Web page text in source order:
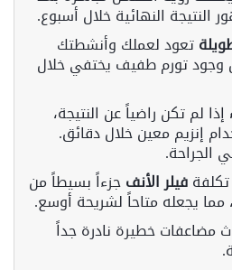
النتيجة النهائية خلال أسبوع.
تعود لعملك وأنشطتك
وجود تورم طفيف يختفي خلال
إذا لم تكن راضياً عن النتيجة،
إنزيم معين خلال دقائق.
الجراحة.
فيلر الأنفجزءاً بسيطاً من
مما يجعله متاحاً لشريحة أوسع.
مضاعفات خطيرة نادرة جداً